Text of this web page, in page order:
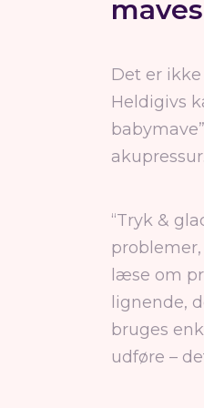
Det er
Heldigivs
akupressur.
“Tryk &
læse om
lignende,
bruges
udføre –